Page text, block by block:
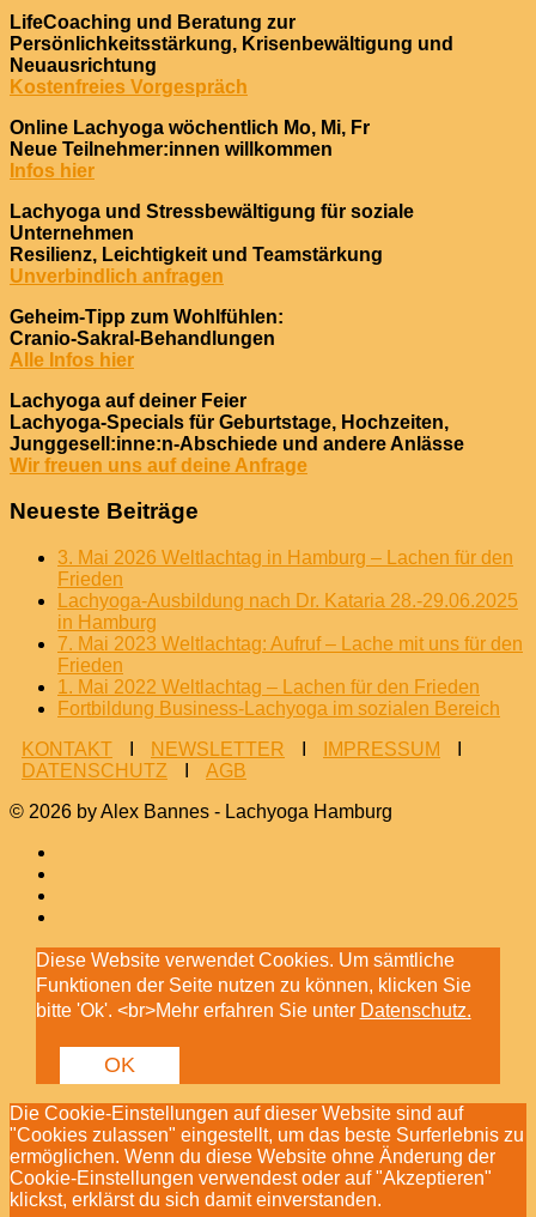
LifeCoaching und Beratung zur
Persönlichkeitsstärkung, Krisenbewältigung und
Neuausrichtung
Kostenfreies Vorgespräch
Online Lachyoga wöchentlich Mo, Mi, Fr
Neue Teilnehmer:innen willkommen
Infos hier
Lachyoga und Stressbewältigung für soziale
Unternehmen
Resilienz, Leichtigkeit und Teamstärkung
Unverbindlich anfragen
Geheim-Tipp zum Wohlfühlen:
Cranio-Sakral-Behandlungen
Alle Infos hier
Lachyoga auf deiner Feier
Lachyoga-Specials für Geburtstage, Hochzeiten,
Junggesell:inne:n-Abschiede und andere Anlässe
Wir freuen uns auf deine Anfrage
Neueste Beiträge
3. Mai 2026 Weltlachtag in Hamburg – Lachen für den
Frieden
Lachyoga-Ausbildung nach Dr. Kataria 28.-29.06.2025
in Hamburg
7. Mai 2023 Weltlachtag: Aufruf – Lache mit uns für den
Frieden
1. Mai 2022 Weltlachtag – Lachen für den Frieden
Fortbildung Business-Lachyoga im sozialen Bereich
KONTAKT
NEWSLETTER IMPRESSUM
DATENSCHUTZ
AGB
© 2026 by Alex Bannes - Lachyoga Hamburg
Diese Website verwendet Cookies. Um sämtliche
Funktionen der Seite nutzen zu können, klicken Sie
bitte 'Ok'. <br>Mehr erfahren Sie unter Datenschutz.
OK
Die Cookie-Einstellungen auf dieser Website sind auf
"Cookies zulassen" eingestellt, um das beste Surferlebnis zu
ermöglichen. Wenn du diese Website ohne Änderung der
Cookie-Einstellungen verwendest oder auf "Akzeptieren"
klickst, erklärst du sich damit einverstanden.